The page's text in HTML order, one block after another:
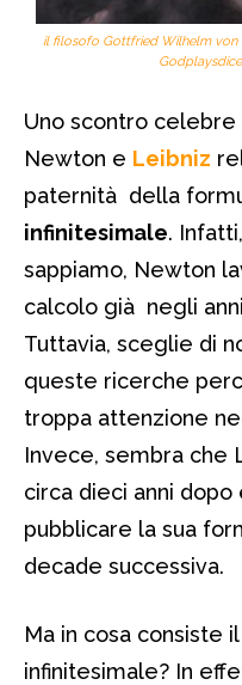
il filosofo Gottfried Wilhelm von
Uno scontro
Newton e Leibniz
paternità della
infinitesimale.
sappiamo, Newton
calcolo già negli
Tuttavia, sceglie di
queste ricerche
troppa attenzione
Invece, sembra che
circa dieci anni dopo
pubblicare la sua
decade successiva.
Ma in cosa consiste
infinitesimale? In